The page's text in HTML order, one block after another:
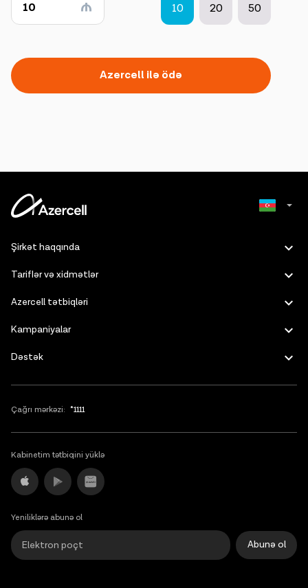
10 20 50
Azercell ilə ödə
Şirkət haqqında
Tariflər və xidmətlər
Azercell tətbiqləri
Kampaniyalar
Dəstək
Çağrı mərkəzi: *1111
Kabinetim tətbiqini yüklə
Yeniliklərə abunə ol
Abunə ol